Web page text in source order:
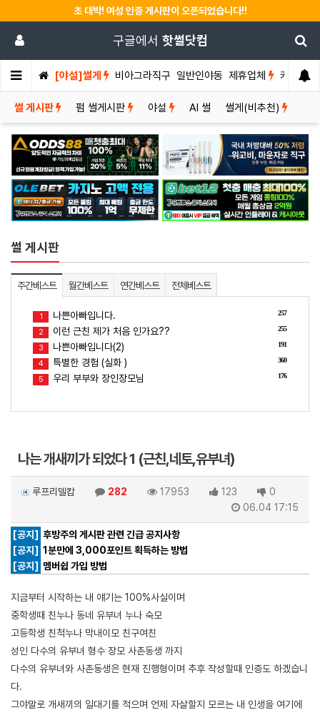
초 대박! 여성 인증 게시판이 오픈되었습니다!!
구글에서 핫썰닷컴
[야설]썰게 비아그라직구 일반인야동 제휴업체 커뮤니티
썰 게시판 펌 썰게시판 야설 AI 썰 썰게(비추천)
썰 게시판
주간베스트 월간베스트 연간베스트 전체베스트
257
1 나쁜아빠입니다.
255
2 이런 근친 제가 처음 인가요??
191
3 나쁜아빠입니다(2)
360
4 특별한 경험 (실화 )
176
5 우리 부부와 장인장모님
나는 개새끼가 되었다 1 (근친,네토,유부녀)
루프리델캄 282 17953 123
0
06.04 17:15
[공지] 후방주의 게시판 관련 긴급 공지사항
[공지] 1분만에 3,000포인트 획득하는 방법
[공지]
멤버쉽 가입 방법
지금부터 시작하는 내 얘기는 100%사실이며
중학생때 친누나 동네 유부녀 누나 숙모
고등학생 친척누나 막내이모 친구여친
성인 다수의 유부녀 형수 장모 사촌동생 까지
다수의 유부녀와 사촌동생은 현재 진행형이며 추후 작성할때 인증도 하겠습니
다.
그야말로 개새끼의 일대기를 적으며 언제 자살할지 모르는 내 인생을 여기에